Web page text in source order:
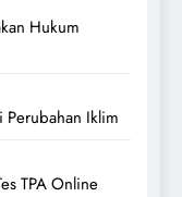
Hukum
Perubahan Iklim
TPA Online